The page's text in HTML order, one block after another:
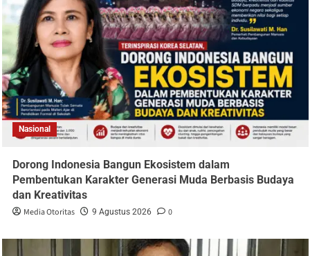
Nasional
Dorong Indonesia Bangun Ekosistem dalam
Pembentukan Karakter Generasi Muda Berbasis Budaya
dan Kreativitas
Media Otoritas 9 Agustus 2026 0